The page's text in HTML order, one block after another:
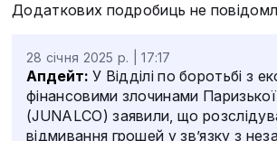
Додаткових подробиць не
28 січня 2025 р. | 17:17
Апдейт: У Відділі по боротьбі з
фінансовими злочинами
(JUNALCO) заявили, що
відмивання грошей у зв’язку з